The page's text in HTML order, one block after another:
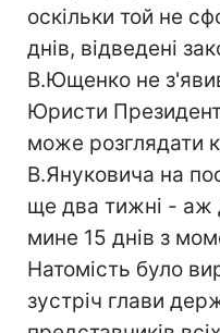
оскільки той не
днів, відведені
В.Ющенко не
Юристи
може розглядати
В.Януковича на
ще два тижні - аж
мине 15 днів з
Натомість було
зустріч глави